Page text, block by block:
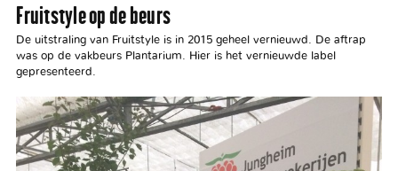
Fruitstyle op de beurs
De uitstraling van Fruitstyle is in 2015 geheel vernieuwd. De aftrap
was op de vakbeurs Plantarium. Hier is het vernieuwde label
gepresenteerd.